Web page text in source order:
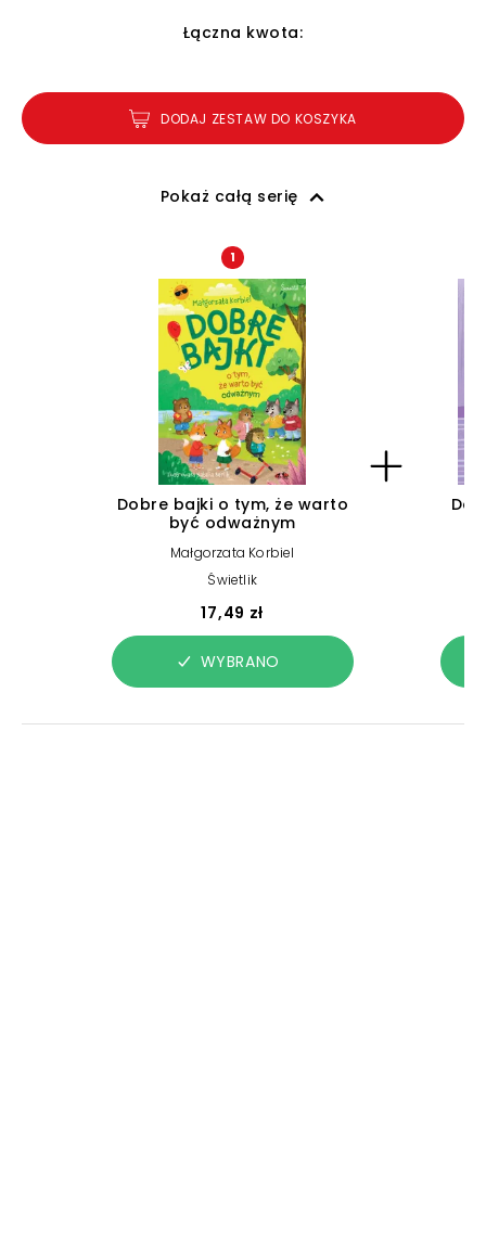
Łączna kwota:
DODAJ ZESTAW DO KOSZYKA
Pokaż całą serię
1
Dobre bajki o tym, że warto
być odważnym
Małgorzata Korbiel
Świetlik
17,49 zł
WYBRANO